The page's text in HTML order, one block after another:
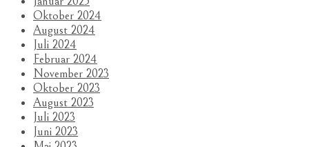
Oktober 2024
August 2024
Juli 2024
Februar 2024
November 2023
Oktober 2023
August 2023
Juli 2023
Juni 2023